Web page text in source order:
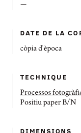
—
DATE DE LA
còpia d'època
TECHNIQUE
Processos
Positiu paper B/N
DIMENSIONS